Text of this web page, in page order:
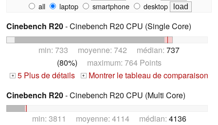
all
laptop smartphone desktop
Cinebench R20- Cinebench R20 CPU (Single Core)
min: 733 moyenne: 742 médian: 737
(80%) maximum: 764 Points
+ 5 Plus de détails + Montrer le tableau de comparaison
Cinebench R20- Cinebench R20 CPU (Multi Core)
min: 3811 moyenne: 4114 médian: 4136